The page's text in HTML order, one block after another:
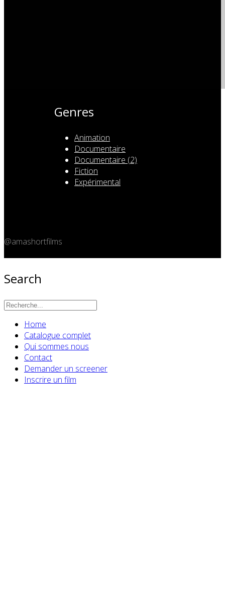
Genres
Animation
Documentaire
Documentaire (2)
Fiction
Expérimental
@amashortfilms
Search
Home
Catalogue complet
Qui sommes nous
Contact
Demander un screener
Inscrire un film